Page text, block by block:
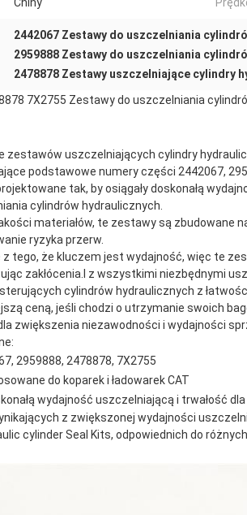
Chiny
2442067 Zestawy do uszczelniania
2959888 Zestawy do uszczelniania
2478878 Zestawy uszczelniające cylindry
7X2755 Zestawy do uszczelniania
zestawów uszczelniających cylindry
podstawowe numery części 2442067,
tak, by osiągały doskonałą
cylindrów hydraulicznych.
materiałów, te zestawy są zbudowane
ryzyka przerw.
tego, że kluczem jest wydajność, więc te
zakłócenia.I z wszystkimi niezbędnymi
cylindrów hydraulicznych z
ceną, jeśli chodzi o utrzymanie swoich
zwiększenia niezawodności i wydajności
2959888, 2478878, 7X2755
do koparek i ładowarek CAT
wydajność uszczelniającą i trwałość
z zwiększonej wydajności
cylinder Seal Kits, odpowiednich do